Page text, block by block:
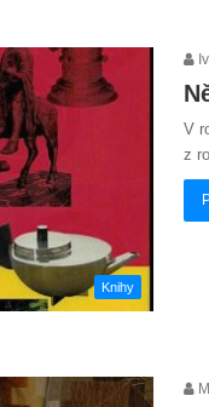
Knihy
V
z